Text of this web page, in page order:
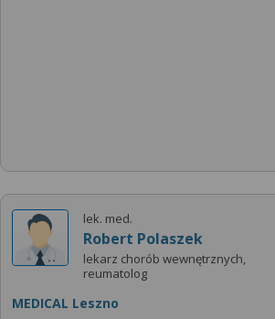
lek. med.
Robert Polaszek
lekarz chorób wewnętrznych,
reumatolog
MEDICAL Leszno